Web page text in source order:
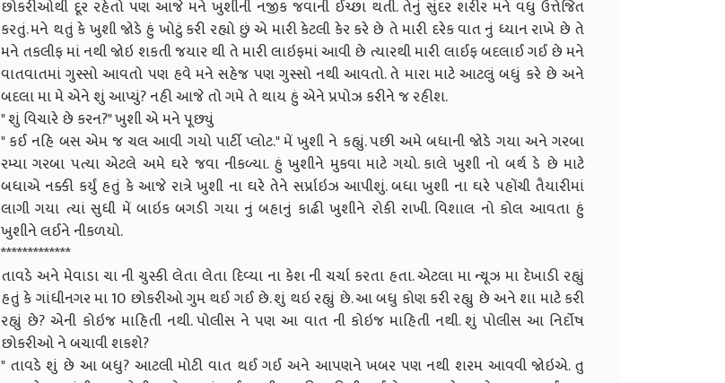
છોકરીઓથી દૂર રહેતો પણ આજે મને ખુશીની નજીક જવાની ઈચ્છા થતી. તેનું સુંદર શરીર મને વધુ ઉત્તેજિત
કરતું. મને થતું કે ખુશી જોડે હું ખોટું કરી રહ્યો છું એ મારી કેટલી કેર કરે છે તે મારી દરેક વાત નું ધ્યાન રાખે છે તે
મને તકલીફ માં નથી જોઇ શકતી જયાર થી તે મારી લાઇફમાં આવી છે ત્યારથી મારી લાઈફ બદલાઈ ગઈ છે મને
વાતવાતમાં ગુસ્સો આવતો પણ હવે મને સહેજ પણ ગુસ્સો નથી આવતો. તે મારા માટે આટલું બધું કરે છે અને
બદલા મા મે એને શું આપ્યું? નહી આજે તો ગમે તે થાય હું એને પ્રપોઝ કરીને જ રહીશ.
" શું વિચારે છે કરન?" ખુશી એ મને પૂછ્યું
" કઈ નહિ બસ એમ જ ચલ આવી ગયો પાર્ટી પ્લોટ." મેં ખુશી ને કહ્યું. પછી અમે બધાની જોડે ગયા અને ગરબા
રમ્યા ગરબા પત્યા એટલે અમે ઘરે જવા નીકળ્યા. હું ખુશીને મુકવા માટે ગયો. કાલે ખુશી નો બર્થ ડે છે માટે
બધાએ નક્કી કર્યું હતું કે આજે રાત્રે ખુશી ના ઘરે તેને સર્પ્રાઇઝ આપીશું. બધા ખુશી ના ઘરે પહોંચી તૈયારીમાં
લાગી ગયા ત્યાં સુધી મેં બાઇક બગડી ગયા નું બહાનું કાઢી ખુશીને રોકી રાખી. વિશાલ નો કોલ આવતા હું
ખુશીને લઈને નીકળયો.
*************
તાવડે અને મેવાડા ચા ની ચુસ્કી લેતા લેતા દિવ્યા ના કેશ ની ચર્ચા કરતા હતા. એટલા મા ન્યૂઝ મા દેખાડી રહ્યું
હતું કે ગાંધીનગર મા 10 છોકરીઓ ગુમ થઈ ગઈ છે. શું થઇ રહ્યું છે. આ બધુ કોણ કરી રહ્યુ છે અને શા માટે કરી
રહ્યું છે? એની કોઇજ માહિતી નથી. પોલીસ ને પણ આ વાત ની કોઇજ માહિતી નથી. શું પોલીસ આ નિર્દોષ
છોકરીઓ ને બચાવી શકશે?
" તાવડે શું છે આ બધુ? આટલી મોટી વાત થઈ ગઈ અને આપણને ખબર પણ નથી શરમ આવવી જોઇએ. તુ